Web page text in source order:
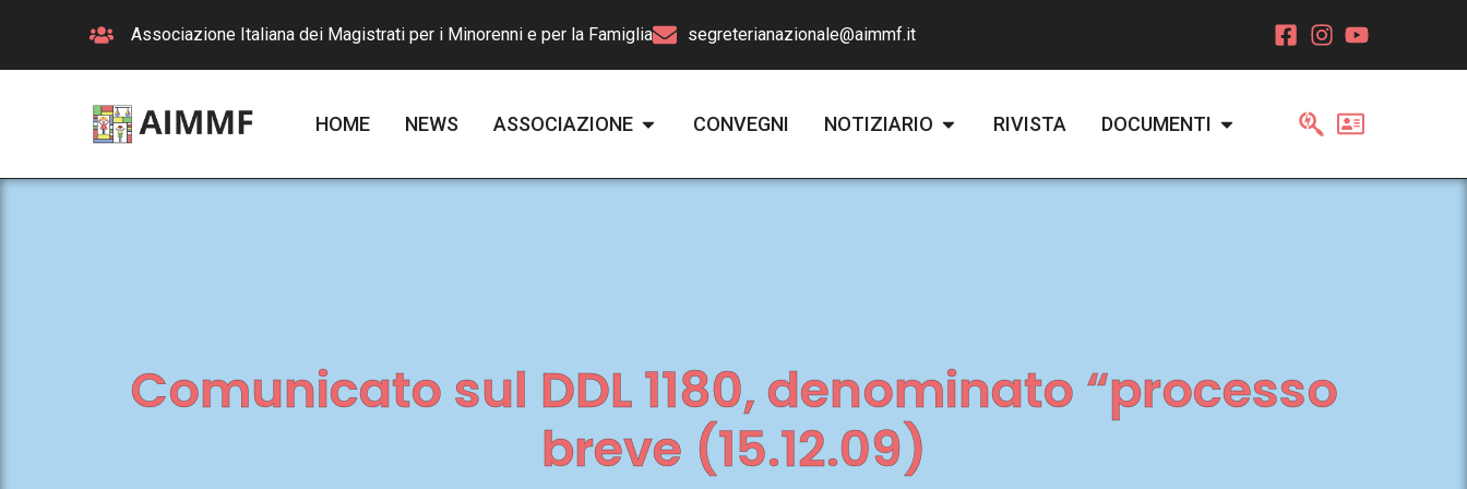
Associazione Italiana dei Magistrati per i Minorenni e per la Famiglia segreterianazionale@aimmf.it
HOME NEWS ASSOCIAZIONE CONVEGNI NOTIZIARIO RIVISTA DOCUMENTI
Comunicato sul DDL 1180, denominato “processo
breve (15.12.09)